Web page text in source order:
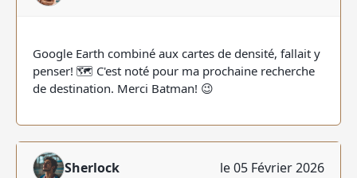
Google Earth combiné aux cartes de densité, fallait y
penser! 🗺️ C'est noté pour ma prochaine recherche
de destination. Merci Batman! 😉
Sherlock le 05 Février 2026